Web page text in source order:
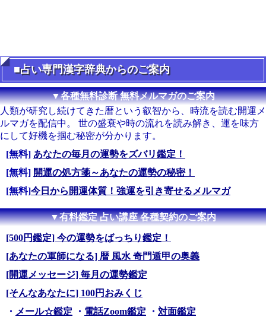
■占い専門漢字辞典からのご案内
▼各種無料診断 無料メルマガのご案内
人類が研究し続けてきた暦という叡智から、時流を読む開運メ
ルマガを配信中。 世の盛衰や時の流れを読み解き、運を味方
にして好機を掴む秘密が分かります。
[無料] あなたの毎月の運勢をズバリ鑑定！
[無料] 開運の処方箋～あなたの運勢の秘密！
[無料]今日から開運体質！強運を引き寄せるメルマガ
▼有料鑑定 占い講座 各種契約のご案内
[500円鑑定] 今の運勢をばっちり鑑定！
[あなたの軍師になる] 暦 風水 奇門遁甲の奥義
[開運メッセージ] 毎月の運勢鑑定
[そんなあなたに] 100円おみくじ
・ メール☆鑑定 ・ 電話Zoom鑑定 ・ 対面鑑定